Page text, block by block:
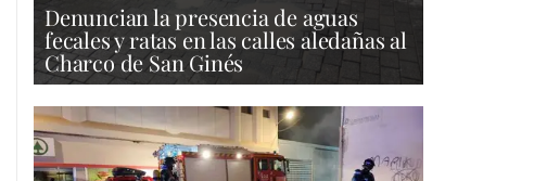
Denuncian la presencia de aguas
fecales y ratas en las calles aledañas al
Charco de San Ginés